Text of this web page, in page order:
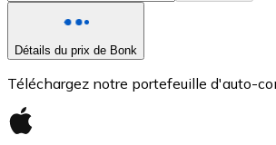
Détails du prix de Bonk
Téléchargez notre portefeuille d'auto-